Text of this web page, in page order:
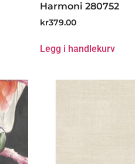
Harmoni 280752
kr379.00
Legg i handlekurv